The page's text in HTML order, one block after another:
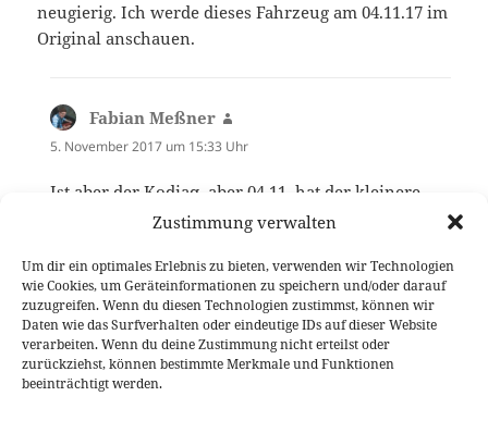
Zustimmung verwalten
Um dir ein optimales Erlebnis zu bieten, verwenden wir Technologien
wie Cookies, um Geräteinformationen zu speichern und/oder darauf
zuzugreifen. Wenn du diesen Technologien zustimmst, können wir
Daten wie das Surfverhalten oder eindeutige IDs auf dieser Website
verarbeiten. Wenn du deine Zustimmung nicht erteilst oder
zurückziehst, können bestimmte Merkmale und Funktionen
beeinträchtigt werden.
neugierig. Ich werde dieses Fahrzeug am 04.11.17 im
Original anschauen.
Fabian Meßner
5. November 2017 um 15:33 Uhr
Ist aber der Kodiaq, aber 04.11. hat der kleinere
Karoq seine große Händler-Premiere :)
Die Kommentare sind geschlossen.
Beitragsnavigation
VORHERIGER
Vorheriger
Entscheidend geschärft: der neue Mazda